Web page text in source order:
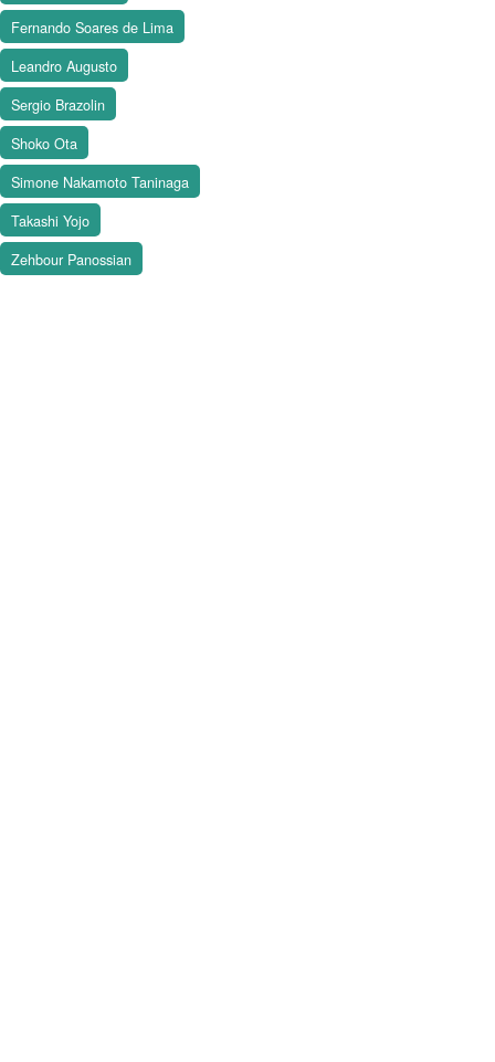
Fernando Soares de Lima
Leandro Augusto
Sergio Brazolin
Shoko Ota
Simone Nakamoto Taninaga
Takashi Yojo
Zehbour Panossian